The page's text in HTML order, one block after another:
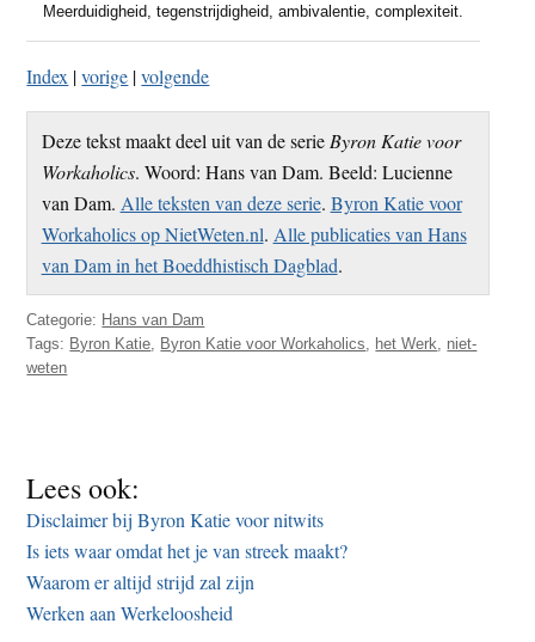
Meerduidigheid, tegenstrijdigheid, ambivalentie, complexiteit.
Index |vorige |volgende
Deze tekst maakt deel uit van de serie Byron Katie voor
Workaholics. Woord: Hans van Dam. Beeld: Lucienne
van Dam. Alle teksten van deze serie. Byron Katie voor
Workaholics op NietWeten.nl. Alle publicaties van Hans
van Dam in het Boeddhistisch Dagblad.
Categorie: Hans van Dam
Tags: Byron Katie, Byron Katie voor Workaholics, het Werk, niet-
weten
Lees ook:
Disclaimer bij Byron Katie voor nitwits
Is iets waar omdat het je van streek maakt?
Waarom er altijd strijd zal zijn
Werken aan Werkeloosheid